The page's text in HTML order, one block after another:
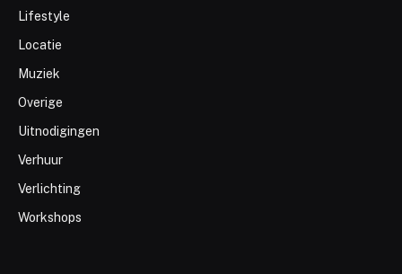
Lifestyle
Locatie
Muziek
Overige
Uitnodigingen
Verhuur
Verlichting
Workshops